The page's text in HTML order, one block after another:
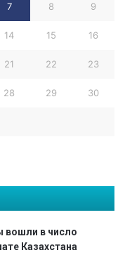
7 8 9
14 15 16
21 22 23
28 29 30
вошли в число
Казахстана